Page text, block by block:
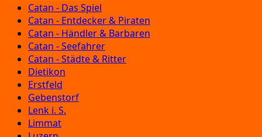
Catan - Das Spiel
Catan - Entdecker & Piraten
Catan - Händler & Barbaren
Catan - Seefahrer
Catan - Städte & Ritter
Dietikon
Erstfeld
Gebenstorf
Lenk i. S.
Limmat